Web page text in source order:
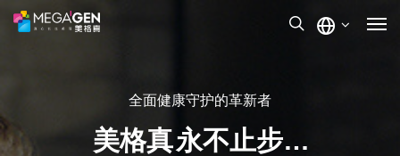
全面健康守护的革新者
美格真永不止步…